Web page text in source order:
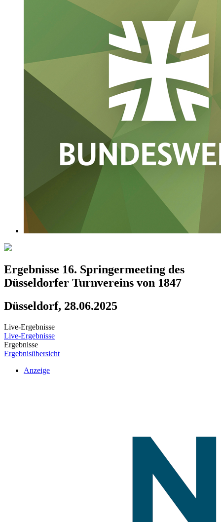
Ergebnisse 16. Springermeeting des
Düsseldorfer Turnvereins von 1847
Düsseldorf, 28.06.2025
Live-Ergebnisse
Live-Ergebnisse
Ergebnisse
Ergebnisübersicht
Anzeige